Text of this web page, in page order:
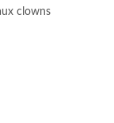
clowns